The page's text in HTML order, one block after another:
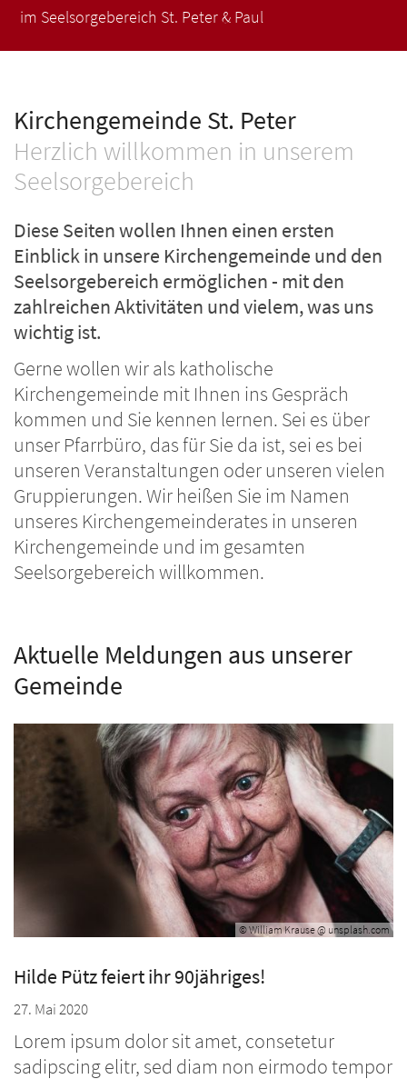
im Seelsorgebereich St. Peter & Paul
im Seelsorgebereich St. Peter & Paul
im Seelsorgebereich St. Peter & Paul
im Seelsorgebereich St. Peter & Paul
im Seelsorgebereich St. Peter & Paul
Kirchengemeinde St. Peter
Herzlich willkommen in unserem
Seelsorgebereich
Diese Seiten wollen Ihnen einen ersten
Einblick in unsere Kirchengemeinde und den
Seelsorgebereich ermöglichen - mit den
zahlreichen Aktivitäten und vielem, was uns
wichtig ist.
Gerne wollen wir als katholische
Kirchengemeinde mit Ihnen ins Gespräch
kommen und Sie kennen lernen. Sei es über
unser Pfarrbüro, das für Sie da ist, sei es bei
unseren Veranstaltungen oder unseren vielen
Gruppierungen. Wir heißen Sie im Namen
unseres Kirchengemeinderates in unseren
Kirchengemeinde und im gesamten
Seelsorgebereich willkommen.
Aktuelle Meldungen aus unserer
Gemeinde
© William Krause @ unsplash.com
Hilde Pütz feiert ihr 90jähriges!
27. Mai 2020
Lorem ipsum dolor sit amet, consetetur
sadipscing elitr, sed diam non eirmodo tempor